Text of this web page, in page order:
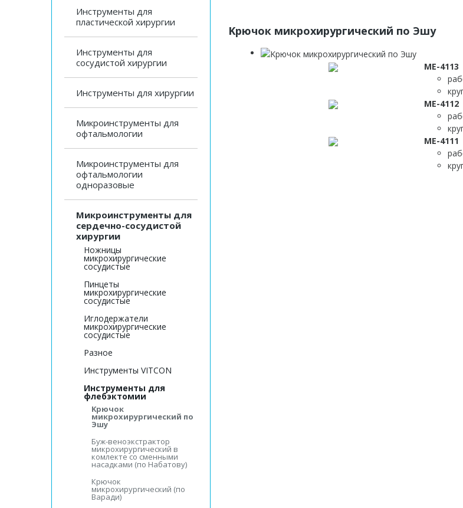
Инструменты для
пластической хирургии
Инструменты для
сосудистой хирургии
Инструменты для хирургии
Микроинструменты для
офтальмологии
Микроинструменты для
офтальмологии
одноразовые
Микроинструменты для
сердечно-сосудистой
хирургии
Ножницы
микрохирургические
сосудистые
Пинцеты
микрохирургические
сосудистые
Иглодержатели
микрохирургические
сосудистые
Разное
Инструменты VITCON
Инструменты для
флебэктомии
Kрючок
микрохирургический по
Эшу
Буж-веноэкстрактор
микрохирургический в
комлекте со сменными
насадками (по Набатову)
Крючок
микрохирургический (по
Варади)
Kрючок микрохирургический по Эшу
МЕ-4113
МЕ-4112
МЕ-4111